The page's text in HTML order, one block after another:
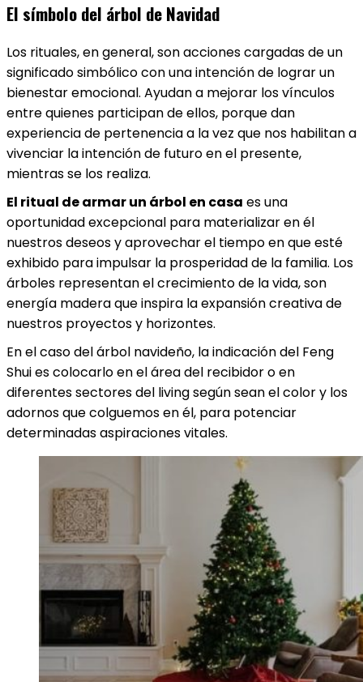
El símbolo del árbol de Navidad
Los rituales, en general, son acciones cargadas de un
significado simbólico con una intención de lograr un
bienestar emocional. Ayudan a mejorar los vínculos
entre quienes participan de ellos, porque dan
experiencia de pertenencia a la vez que nos habilitan a
vivenciar la intención de futuro en el presente,
mientras se los realiza.
El ritual de armar un árbol en casa es una
oportunidad excepcional para materializar en él
nuestros deseos y aprovechar el tiempo en que esté
exhibido para impulsar la prosperidad de la familia. Los
árboles representan el crecimiento de la vida, son
energía madera que inspira la expansión creativa de
nuestros proyectos y horizontes.
En el caso del árbol navideño, la indicación del Feng
Shui es colocarlo en el área del recibidor o en
diferentes sectores del living según sean el color y los
adornos que colguemos en él, para potenciar
determinadas aspiraciones vitales.